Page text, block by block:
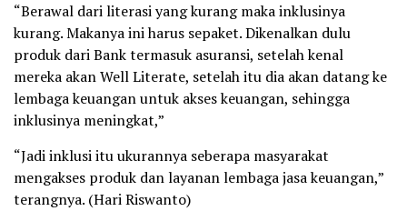
“Berawal dari literasi yang kurang maka inklusinya
kurang. Makanya ini harus sepaket. Dikenalkan dulu
produk dari Bank termasuk asuransi, setelah kenal
mereka akan Well Literate, setelah itu dia akan datang ke
lembaga keuangan untuk akses keuangan, sehingga
inklusinya meningkat,”
“Jadi inklusi itu ukurannya seberapa masyarakat
mengakses produk dan layanan lembaga jasa keuangan,”
terangnya. (Hari Riswanto)